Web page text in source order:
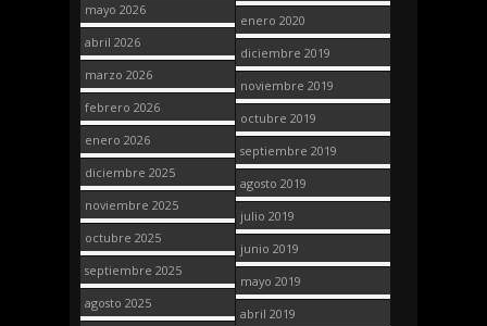
mayo 2026
abril 2026
marzo 2026
febrero 2026
enero 2026
diciembre 2025
noviembre 2025
octubre 2025
septiembre 2025
agosto 2025
enero 2020
diciembre 2019
noviembre 2019
octubre 2019
septiembre 2019
agosto 2019
julio 2019
junio 2019
mayo 2019
abril 2019